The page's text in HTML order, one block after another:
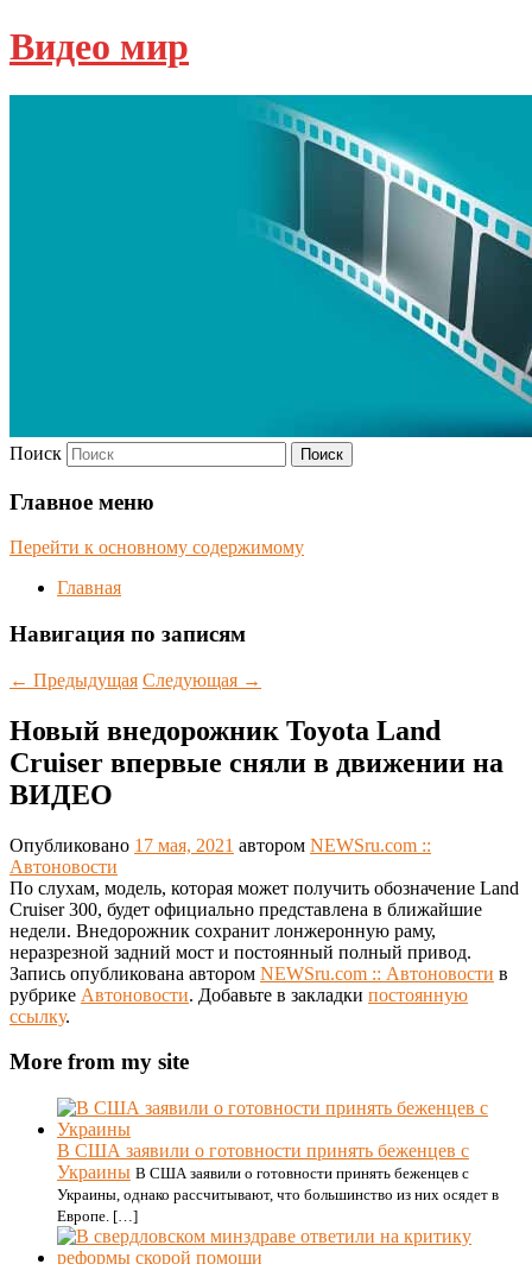
Видео мир
Поиск
Главное меню
Перейти к основному содержимому
Главная
Навигация по записям
← Предыдущая Следующая →
Новый внедорожник Toyota Land
Cruiser впервые сняли в движении на
ВИДЕО
Опубликовано 17 мая, 2021 автором NEWSru.com ::
Автоновости
По слухам, модель, которая может получить обозначение Land
Cruiser 300, будет официально представлена в ближайшие
недели. Внедорожник сохранит лонжеронную раму,
неразрезной задний мост и постоянный полный привод.
Запись опубликована автором NEWSru.com :: Автоновости в
рубрике Автоновости. Добавьте в закладки постоянную
ссылку.
More from my site
В США заявили о готовности принять беженцев с
Украины В США заявили о готовности принять беженцев с
Украины, однако рассчитывают, что большинство из них осядет в
Европе. […]